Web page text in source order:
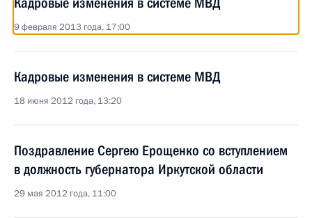
9 февраля 2013 года, 17:00
Кадровые изменения в системе МВД
18 июня 2012 года, 13:20
Поздравление Сергею Ерощенко со вступлением
в должность губернатора Иркутской области
29 мая 2012 года, 11:00